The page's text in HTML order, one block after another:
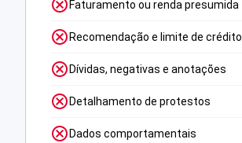
Faturamento ou renda presumida
Recomendação e limite de crédito
Dívidas, negativas e anotações
Detalhamento de protestos
Dados comportamentais